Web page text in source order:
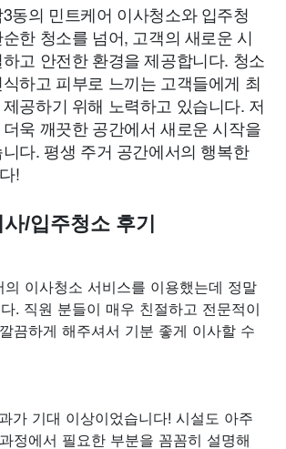
동의 민트케어 이사청소와 입주청
한 청소를 넘어, 고객의 새로운 시
고 안전한 환경을 제공합니다. 청소
하고 피부로 느끼는 고객들에게 최
공하기 위해 노력하고 있습니다. 저
욱 깨끗한 공간에서 새로운 시작을
다. 평생 주거 공간에서의 행복한
!
/입주청소 후기
의 이사청소 서비스를 이용했는데 정말
. 직원 분들이 매우 친절하고 전문적이
끔하게 해주셔서 기분 좋게 이사할 수
가 기대 이상이었습니다! 시설도 아주
정에서 필요한 부분을 꼼꼼히 설명해